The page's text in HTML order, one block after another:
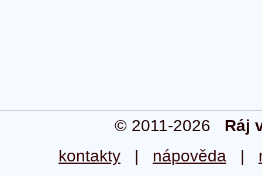
© 2011-2026 Ráj
kontakty | nápověda |